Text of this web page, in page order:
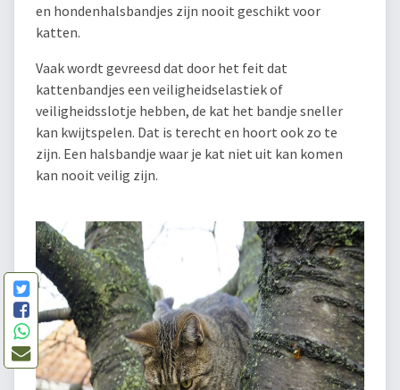
en hondenhalsbandjes zijn nooit geschikt voor
katten.
Vaak wordt gevreesd dat door het feit dat
kattenbandjes een veiligheidselastiek of
veiligheidsslotje hebben, de kat het bandje sneller
kan kwijtspelen. Dat is terecht en hoort ook zo te
zijn. Een halsbandje waar je kat niet uit kan komen
kan nooit veilig zijn.